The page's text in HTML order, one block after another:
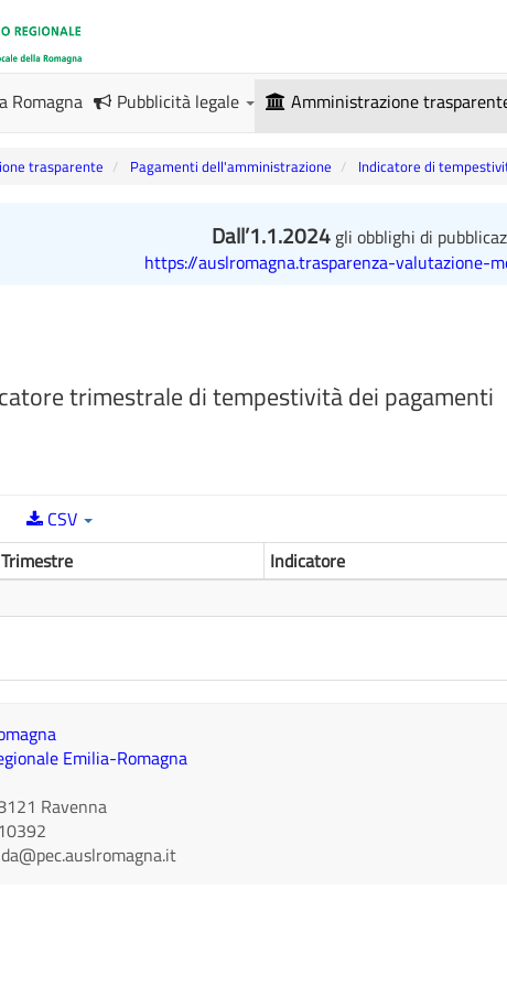
Romagna Pubblicità legale Amministrazione
trasparente Pagamenti dell'amministrazione Indicatore di
Dall’1.1.2024gli obblighi di
https://auslromagna.trasparenza-valutazione-
trimestrale di tempestività dei pagamenti
CSV
Trimestre Indicatore
Emilia-Romagna
Ravenna